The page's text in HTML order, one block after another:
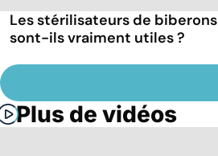
Les stérilisateurs de biberons
sont-ils vraiment utiles ?
Plus de vidéos